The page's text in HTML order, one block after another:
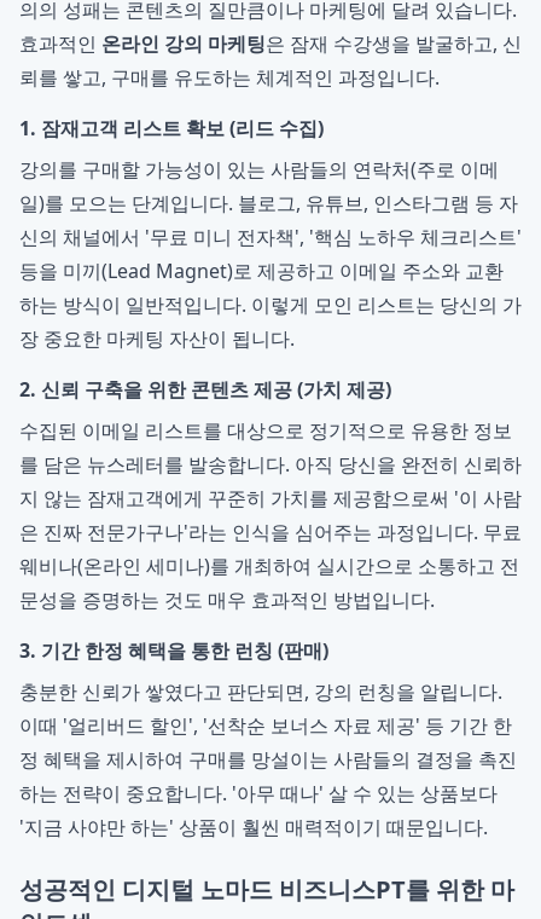
의의 성패는 콘텐츠의 질만큼이나 마케팅에 달려 있습니다.
효과적인 온라인 강의 마케팅은 잠재 수강생을 발굴하고, 신
뢰를 쌓고, 구매를 유도하는 체계적인 과정입니다.
1. 잠재고객 리스트 확보 (리드 수집)
강의를 구매할 가능성이 있는 사람들의 연락처(주로 이메
일)를 모으는 단계입니다. 블로그, 유튜브, 인스타그램 등 자
신의 채널에서 '무료 미니 전자책', '핵심 노하우 체크리스트'
등을 미끼(Lead Magnet)로 제공하고 이메일 주소와 교환
하는 방식이 일반적입니다. 이렇게 모인 리스트는 당신의 가
장 중요한 마케팅 자산이 됩니다.
2. 신뢰 구축을 위한 콘텐츠 제공 (가치 제공)
수집된 이메일 리스트를 대상으로 정기적으로 유용한 정보
를 담은 뉴스레터를 발송합니다. 아직 당신을 완전히 신뢰하
지 않는 잠재고객에게 꾸준히 가치를 제공함으로써 '이 사람
은 진짜 전문가구나'라는 인식을 심어주는 과정입니다. 무료
웨비나(온라인 세미나)를 개최하여 실시간으로 소통하고 전
문성을 증명하는 것도 매우 효과적인 방법입니다.
3. 기간 한정 혜택을 통한 런칭 (판매)
충분한 신뢰가 쌓였다고 판단되면, 강의 런칭을 알립니다.
이때 '얼리버드 할인', '선착순 보너스 자료 제공' 등 기간 한
정 혜택을 제시하여 구매를 망설이는 사람들의 결정을 촉진
하는 전략이 중요합니다. '아무 때나' 살 수 있는 상품보다
'지금 사야만 하는' 상품이 훨씬 매력적이기 때문입니다.
성공적인 디지털 노마드 비즈니스PT를 위한 마